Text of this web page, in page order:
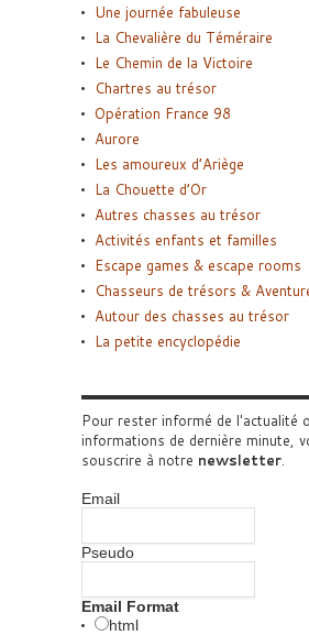
Une journée fabuleuse
La Chevalière du Téméraire
Le Chemin de la Victoire
Chartres au trésor
Opération France 98
Aurore
Les amoureux d’Ariège
La Chouette d’Or
Autres chasses au trésor
Activités enfants et familles
Escape games & escape rooms
Chasseurs de trésors &
Autour des chasses au trésor
La petite encyclopédie
Pour rester informé de l'actualité
informations de dernière minute,
souscrire à notre newsletter.
Email
Pseudo
Email Format
html